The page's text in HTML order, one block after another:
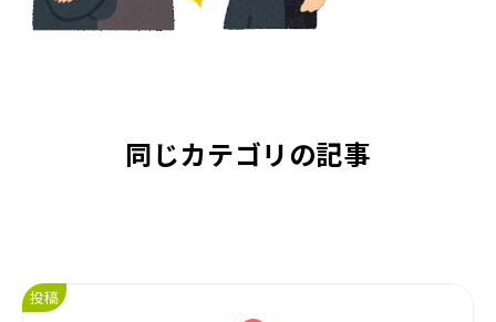
同じカテゴリの記事
投稿